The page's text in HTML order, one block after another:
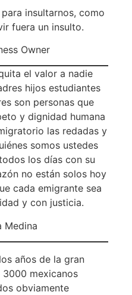
insultarnos, como
fuera un insulto.
Owner
el valor a nadie
hijos estudiantes
son personas que
y dignidad humana
las redadas y
somos ustedes
los días con su
no están solos hoy
cada emigrante sea
y con justicia.
Medina
años de la gran
mexicanos
obviamente